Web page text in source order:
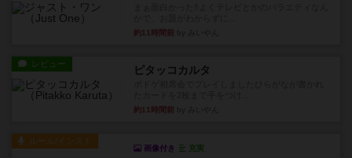
約11時間前
レビュー ピタッコカルタ
約11時間前
ルール/インスト
画像付き 充実